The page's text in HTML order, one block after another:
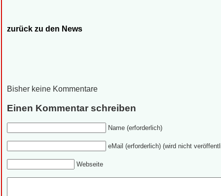
zurück zu den News
Bisher keine Kommentare
Einen Kommentar schreiben
Name (erforderlich)
eMail (erforderlich) (wird nicht
Webseite